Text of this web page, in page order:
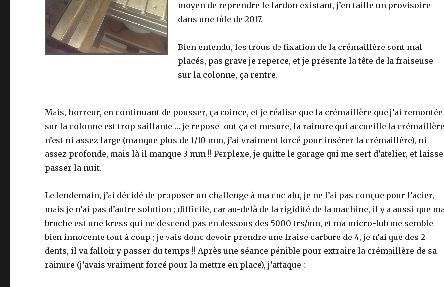
moyen de reprendre le lardon existant, j’en taille un provisoire
dans une tôle de 2017.
Bien entendu, les trous de fixation de la crémaillère sont mal
placés, pas grave je reperce, et je présente la tête de la fraiseuse
sur la colonne, ça rentre.
Mais, horreur, en continuant de pousser, ça coince, et je réalise que la crémaillère que j’ai remontée
sur la colonne est trop saillante … je repose tout ça et mesure, la rainure qui accueille la
n’est ni assez large (manque plus de 1/10 mm, j’ai vraiment forcé pour insérer la crémaillère), ni
assez profonde, mais là il manque 3 mm !! Perplexe, je quitte le garage qui me sert d’atelier, et laisse
passer la nuit.
Le lendemain, j’ai décidé de proposer un challenge à ma cnc alu, je ne l’ai pas conçue pour l’acier,
mais je n’ai pas d’autre solution ; difficile, car au-delà de la rigidité de la machine, il y a aussi que
broche est une kress qui ne descend pas en dessous des 5000 trs/mn, et ma micro-lub me semble
bien innocente tout à coup ; je vais donc devoir prendre une fraise carbure de 4, je n’ai que des 2
dents, il va falloir y passer du temps !! Après une séance pénible pour extraire la crémaillère de sa
rainure (j’avais vraiment forcé pour la mettre en place), j’attaque :